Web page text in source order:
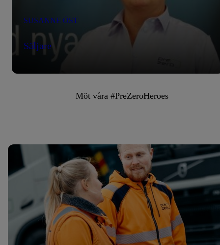
Säljare
SUSANNE ÖST
Möt våra #PreZeroHeroes